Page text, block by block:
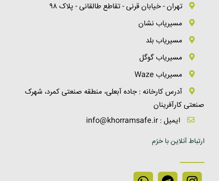
تهران - خیابان قرنی - تقاطع طالقانی - پلاک ۹۸
مسیریاب نشان
مسیریاب بلد
مسیریاب گوگل
مسیریاب Waze
آدرس کارخانه : جاده آبعلی، منطقه صنعتی کمرد، شهرک
صنعتی کارآفرینان
ایمیل : info@khorramsafe.ir
ارتباط آنلاین با خرّم